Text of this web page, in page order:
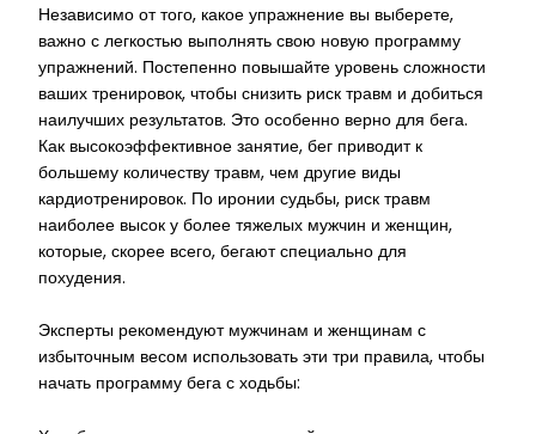
Независимо от того, какое упражнение вы выберете,
важно с легкостью выполнять свою новую программу
упражнений. Постепенно повышайте уровень сложности
ваших тренировок, чтобы снизить риск травм и добиться
наилучших результатов. Это особенно верно для бега.
Как высокоэффективное занятие, бег приводит к
большему количеству травм, чем другие виды
кардиотренировок. По иронии судьбы, риск травм
наиболее высок у более тяжелых мужчин и женщин,
которые, скорее всего, бегают специально для
похудения.
Эксперты рекомендуют мужчинам и женщинам с
избыточным весом использовать эти три правила, чтобы
начать программу бега с ходьбы: